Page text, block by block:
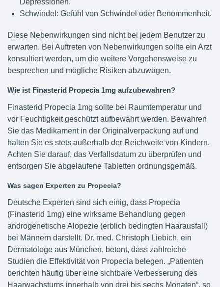
Schwindel: Gefühl von Schwindel oder Benommenheit.
Diese Nebenwirkungen sind nicht bei jedem Benutzer zu
erwarten. Bei Auftreten von Nebenwirkungen sollte ein Arzt
konsultiert werden, um die weitere Vorgehensweise zu
besprechen und mögliche Risiken abzuwägen.
Wie ist Finasterid Propecia 1mg aufzubewahren?
Finasterid Propecia 1mg sollte bei Raumtemperatur und
vor Feuchtigkeit geschützt aufbewahrt werden. Bewahren
Sie das Medikament in der Originalverpackung auf und
halten Sie es stets außerhalb der Reichweite von Kindern.
Achten Sie darauf, das Verfallsdatum zu überprüfen und
entsorgen Sie abgelaufene Tabletten ordnungsgemäß.
Was sagen Experten zu Propecia?
Deutsche Experten sind sich einig, dass Propecia
(Finasterid 1mg) eine wirksame Behandlung gegen
androgenetische Alopezie (erblich bedingten Haarausfall)
bei Männern darstellt. Dr. med. Christoph Liebich, ein
Dermatologe aus München, betont, dass zahlreiche
Studien die Effektivität von Propecia belegen. „Patienten
berichten häufig über eine sichtbare Verbesserung des
Haarwachstums innerhalb von drei bis sechs Monaten“, so